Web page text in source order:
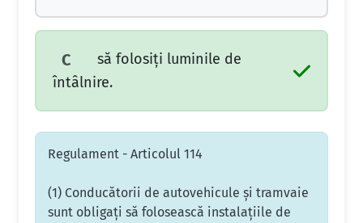
C
să folosiţi luminile de
întâlnire.
Regulament - Articolul 114
(1) Conducătorii de autovehicule şi tramvaie
sunt obligaţi să folosească instalaţiile de